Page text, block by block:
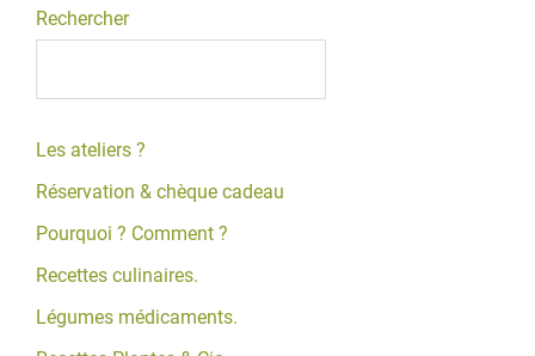
Rechercher
Les ateliers ?
Réservation & chèque cadeau
Pourquoi ? Comment ?
Recettes culinaires.
Légumes médicaments.